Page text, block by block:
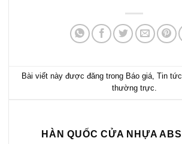
Bài viết này được đăng trong Báo giá, Tin tức
thường trực.
HÀN QUỐC CỬA NHỰA ABS